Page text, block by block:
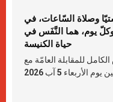
وصلاة السّاعات، في
يوم، هما النَّفَس في
حياة الكنيسة
للمقابلة العامّة مع
الأربعاء 5 آب 2026